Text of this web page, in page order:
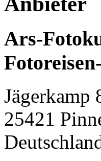
Ars-
Jägerkamp
25421